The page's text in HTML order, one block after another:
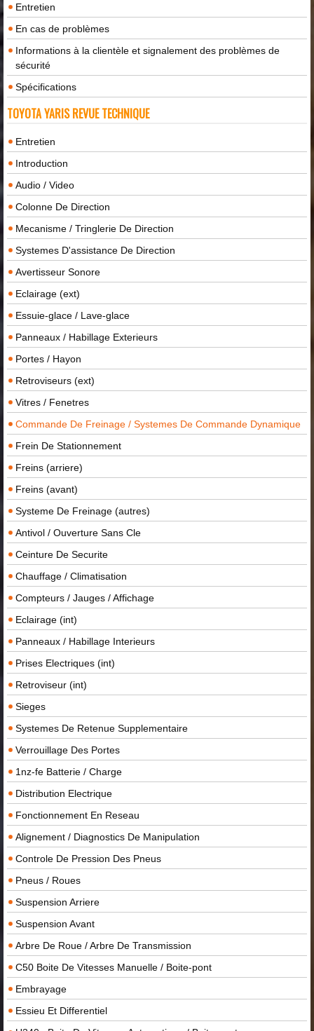
Entretien
En cas de problèmes
Informations à la clientèle et signalement des problèmes de
sécurité
Spécifications
TOYOTA YARIS REVUE TECHNIQUE
Entretien
Introduction
Audio / Video
Colonne De Direction
Mecanisme / Tringlerie De Direction
Systemes D'assistance De Direction
Avertisseur Sonore
Eclairage (ext)
Essuie-glace / Lave-glace
Panneaux / Habillage Exterieurs
Portes / Hayon
Retroviseurs (ext)
Vitres / Fenetres
Commande De Freinage / Systemes De Commande Dynamique
Frein De Stationnement
Freins (arriere)
Freins (avant)
Systeme De Freinage (autres)
Antivol / Ouverture Sans Cle
Ceinture De Securite
Chauffage / Climatisation
Compteurs / Jauges / Affichage
Eclairage (int)
Panneaux / Habillage Interieurs
Prises Electriques (int)
Retroviseur (int)
Sieges
Systemes De Retenue Supplementaire
Verrouillage Des Portes
1nz-fe Batterie / Charge
Distribution Electrique
Fonctionnement En Reseau
Alignement / Diagnostics De Manipulation
Controle De Pression Des Pneus
Pneus / Roues
Suspension Arriere
Suspension Avant
Arbre De Roue / Arbre De Transmission
C50 Boite De Vitesses Manuelle / Boite-pont
Embrayage
Essieu Et Differentiel